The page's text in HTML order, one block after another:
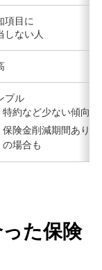
項目に
しない人
プル
特約など少ない傾向
保険金削減期間あり
の場合も
た保険